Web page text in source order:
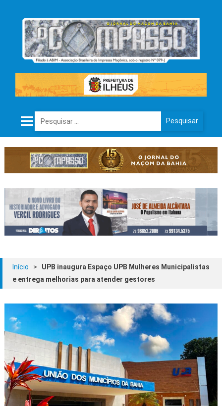
Pesquisar por:
Início >
UPB inaugura Espaço UPB Mulheres Municipalistas
e entrega melhorias para atender gestores